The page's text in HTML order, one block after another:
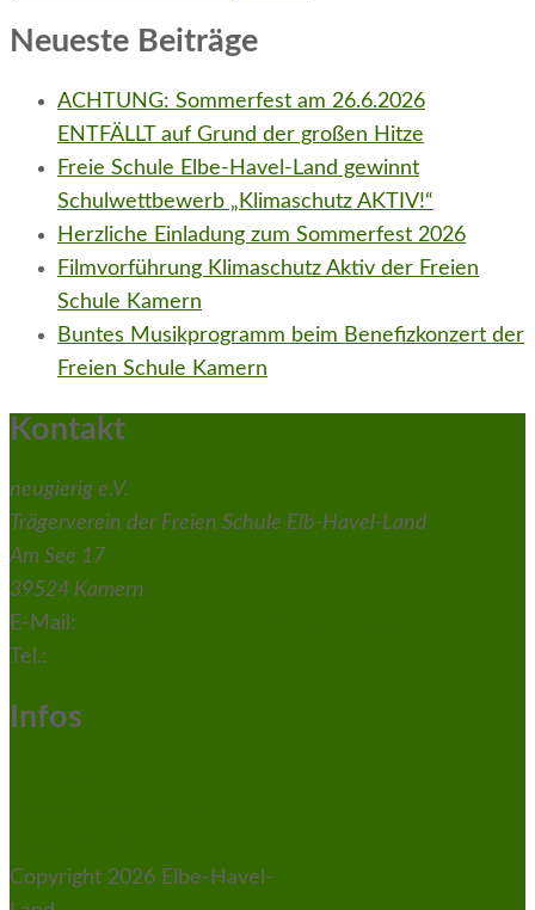
Neueste Beiträge
ACHTUNG: Sommerfest am 26.6.2026
ENTFÄLLT auf Grund der großen Hitze
Freie Schule Elbe-Havel-Land gewinnt
Schulwettbewerb „Klimaschutz AKTIV!“
Herzliche Einladung zum Sommerfest 2026
Filmvorführung Klimaschutz Aktiv der Freien
Schule Kamern
Buntes Musikprogramm beim Benefizkonzert der
Freien Schule Kamern
Kontakt
neugierig e.V.
Trägerverein der Freien Schule Elb-Havel-Land
Am See 17
39524 Kamern
E-Mail:
Tel.:
Infos
Copyright 2026 Elbe-Havel-